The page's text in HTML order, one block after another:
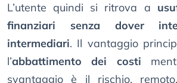
L’utente quindi si ritrova a
finanziari senza dover
intermediari. Il vantaggio
l’abbattimento dei costi
svantaggio è il rischio,